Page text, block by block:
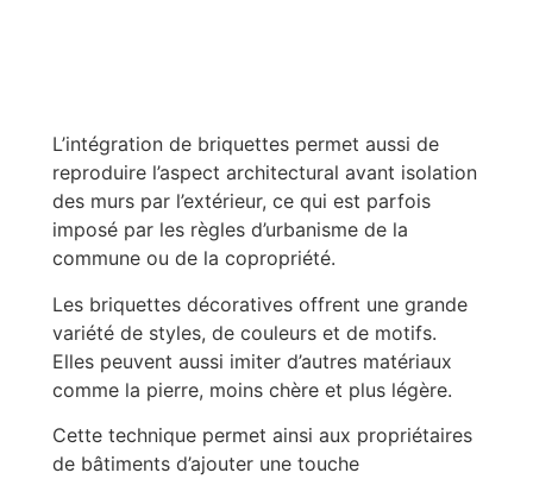
L’intégration de briquettes permet aussi de
reproduire l’aspect architectural avant isolation
des murs par l’extérieur, ce qui est parfois
imposé par les règles d’urbanisme de la
commune ou de la copropriété.
Les briquettes décoratives offrent une grande
variété de styles, de couleurs et de motifs.
Elles peuvent aussi imiter d’autres matériaux
comme la pierre, moins chère et plus légère.
Cette technique permet ainsi aux propriétaires
de bâtiments d’ajouter une touche